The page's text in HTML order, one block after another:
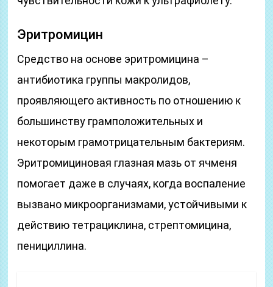
Эритромицин
Средство на основе эритромицина –
антибиотика группы макролидов,
проявляющего активность по отношению к
большинству грамположительных и
некоторым грамотрицательным бактериям.
Эритромициновая глазная мазь от ячменя
помогает даже в случаях, когда воспаление
вызвано микроорганизмами, устойчивыми к
действию тетрациклина, стрептомицина,
пенициллина.